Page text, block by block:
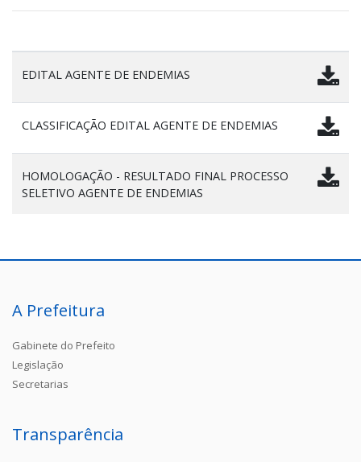
EDITAL AGENTE DE ENDEMIAS
CLASSIFICAÇÃO EDITAL AGENTE DE ENDEMIAS
HOMOLOGAÇÃO - RESULTADO FINAL PROCESSO
SELETIVO AGENTE DE ENDEMIAS
A Prefeitura
Gabinete do Prefeito
Legislação
Secretarias
Transparência